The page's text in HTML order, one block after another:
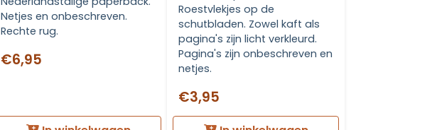
Netjes en onbeschreven.
Rechte rug.
€6,95
Roestvlekjes op de
schutbladen. Zowel kaft als
pagina's zijn licht verkleurd.
Pagina's zijn onbeschreven en
netjes.
€3,95